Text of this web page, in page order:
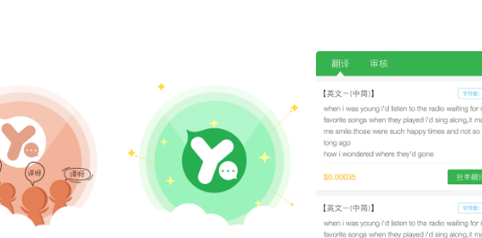
学习者进行真实语境翻译实践的优良平台。“自由译，高回报”是译呀平台的